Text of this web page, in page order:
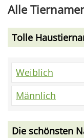
Alle
Tolle
Weiblich
Männlich
Die schönsten